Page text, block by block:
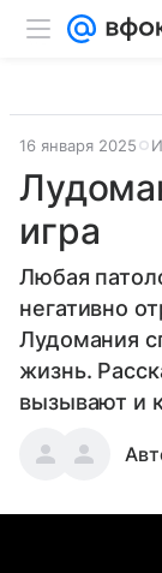
16 января 2025
игра
Любая
негативно
Лудомания
жизнь.
вызывают и